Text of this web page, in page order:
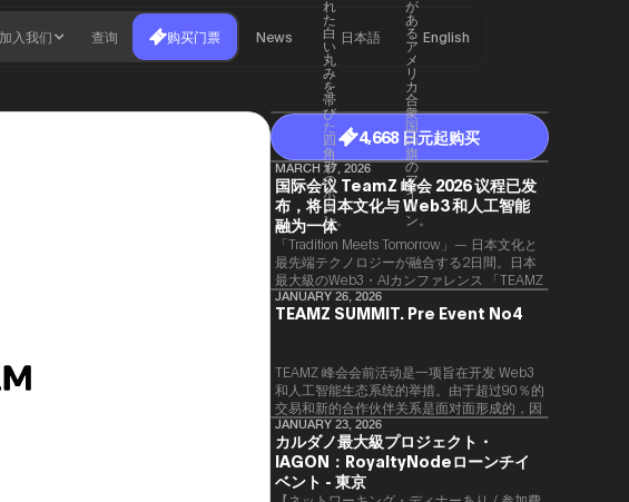
加入我们 查询 购买门票 News 日本語 English
4,668 日元起购买
MARCH 17, 2026
国际会议 TeamZ 峰会 2026 议程已发
布，将日本文化与 Web3 和人工智能
融为一体
「Tradition Meets Tomorrow」— 日本文化と
最先端テクノロジーが融合する2日間。日本
最大級のWeb3・AIカンファレンス 「TEAMZ
Summit 2026」 が、2026年4月7日・8日に
東京・八芳園にて開催されます。今年のテー
る、特別な2日間となります。このたび、公
式アジェンダが公開されました。（※登壇者
のスケジュール等の都合により、開催までに
内容が変更となる可能性があります。）
JANUARY 26, 2026
TEAMZ SUMMIT. Pre Event No4
TEAMZ 峰会会前活动是一项旨在开发 Web3
和人工智能生态系统的举措。由于超过90％的
交易和新的合作伙伴关系是面对面形成的，因
此TEAMZ将在本次活动之前举行一次数量有
限的交流会议，以在轻松的氛围中促进高质量
的交流。
JANUARY 23, 2026
カルダノ最大級プロジェクト・
IAGON：RoyaltyNodeローンチイ
ベント - 東京